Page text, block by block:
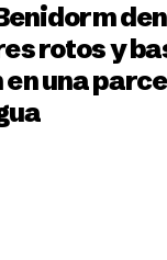
rotos y
una